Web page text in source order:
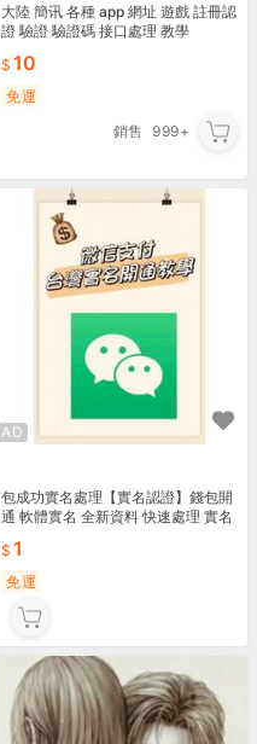
大陸 簡讯 各種 app 網址 遊戲 註冊認
證 驗證 驗證碼 接口處理 教學
10
免運
銷售
999+
AD
包成功實名處理【實名認證】錢包開
通 軟體實名 全新資料 快速處理 實名
詢 1
免運